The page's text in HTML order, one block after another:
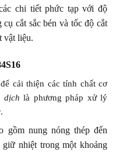
chi tiết phức tạp với độ
cắt sắc bén và tốc độ cắt
vật liệu.
cải thiện các tính chất cơ
dịch là phương pháp xử lý
gồm nung nóng thép đến
giữ nhiệt trong một khoảng